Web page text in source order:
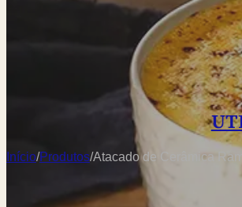
Início/Produtos/Atacado de Cerâmica